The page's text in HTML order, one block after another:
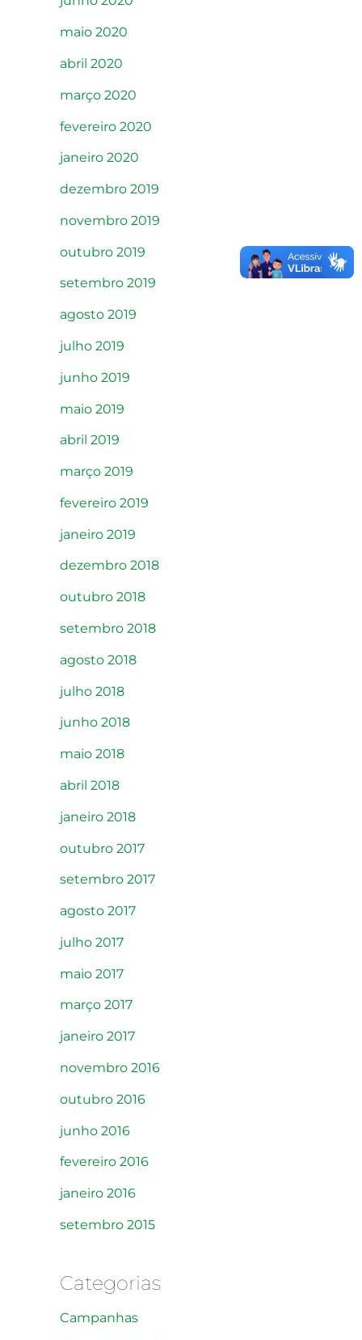
maio 2020
abril 2020
março 2020
fevereiro 2020
janeiro 2020
dezembro 2019
novembro 2019
outubro 2019
setembro 2019
agosto 2019
julho 2019
junho 2019
maio 2019
abril 2019
março 2019
fevereiro 2019
janeiro 2019
dezembro 2018
outubro 2018
setembro 2018
agosto 2018
julho 2018
junho 2018
maio 2018
abril 2018
janeiro 2018
outubro 2017
setembro 2017
agosto 2017
julho 2017
maio 2017
março 2017
janeiro 2017
novembro 2016
outubro 2016
junho 2016
fevereiro 2016
janeiro 2016
setembro 2015
Categorias
Campanhas